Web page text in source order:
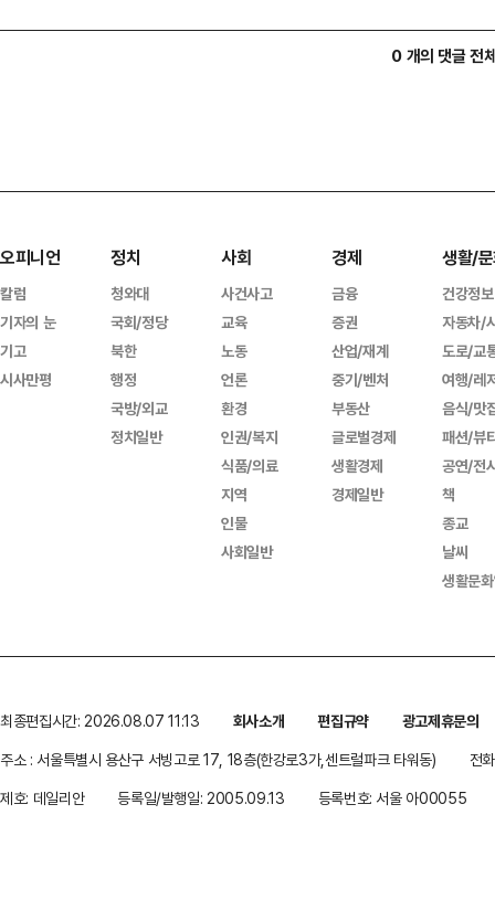
0 개의 댓글 전
오피니언
칼럼
기자의 눈
기고
시사만평
정치
청와대
국회/정당
북한
행정
국방/외교
정치일반
사회
사건사고
교육
노동
언론
환경
인권/복지
식품/의료
지역
인물
사회일반
경제
금융
증권
산업/재계
중기/벤처
부동산
글로벌경제
생활경제
경제일반
생활/
건강정보
자동차/
도로/교
여행/레
음식/맛
패션/뷰
공연/전
책
종교
날씨
생활문
최종편집시간: 2026.08.07 11:13 회사소개 편집규약
광고제휴문의
주소 : 서울특별시 용산구 서빙고로 17, 18층(한강로3가,센트럴파크 타워동)
전
제호: 데일리안
등록일/발행일: 2005.09.13 등록번호: 서울 아00055